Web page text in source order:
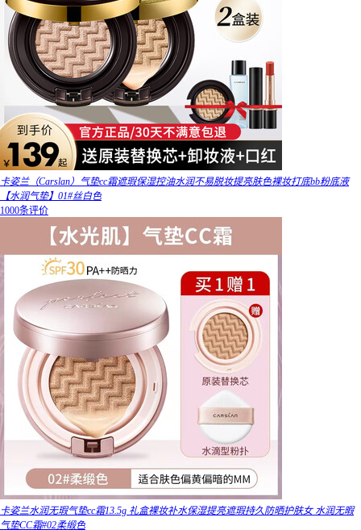
卡姿兰（Carslan）气垫cc霜遮瑕保湿控油水润不易脱妆提亮肤色裸妆打底bb粉底液
【水润气垫】01#丝白色
1000条评价
卡姿兰水润无瑕气垫cc霜13.5g 礼盒裸妆补水保湿提亮遮瑕持久防晒护肤女 水润无暇
气垫CC霜#02柔缎色